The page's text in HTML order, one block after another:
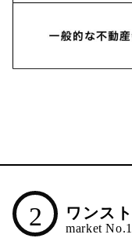
2 ワンス